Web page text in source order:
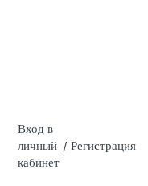
Вход в
личный
кабинет
/ Регистрация